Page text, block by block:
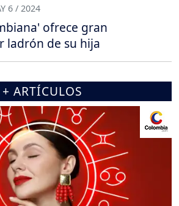
6 / 2024
ofrece gran
ladrón de su hija
+ ARTÍCULOS